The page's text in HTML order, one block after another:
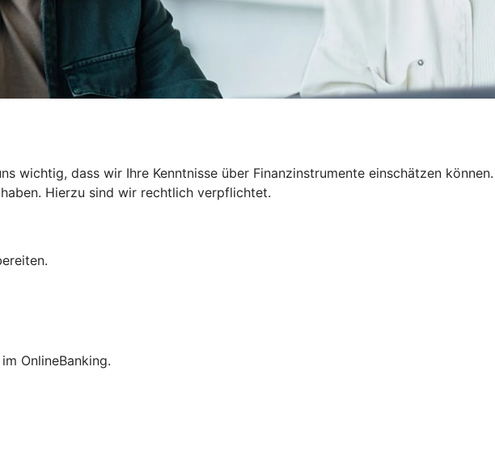
wichtig, dass wir Ihre Kenntnisse über Finanzinstrumente einschätzen können.
Hierzu sind wir rechtlich verpflichtet.
OnlineBanking.